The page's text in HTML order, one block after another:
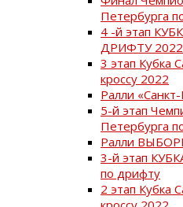
Петербурга
4 -й этап
ДРИФТУ 2022
3 этап Кубка
кроссу 2022
Ралли
5-й этап
Петербурга
Ралли
3-й этап
по дрифту
2 этап Кубка